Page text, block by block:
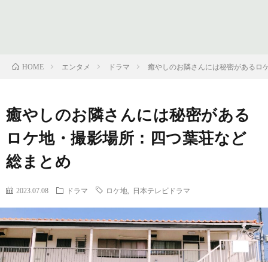
HOME エンタメ ドラマ 癒やしのお隣さんには秘密があるロ
癒やしのお隣さんには秘密がある
ロケ地・撮影場所：四つ葉荘など
総まとめ
2023.07.08 ドラマ ロケ地 日本テレビドラマ